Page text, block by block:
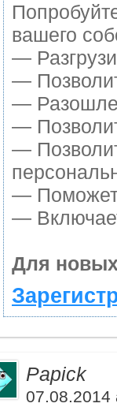
вашего
—
—
—
—
—
— Поможет
—
Для
Papick
07.08.2014